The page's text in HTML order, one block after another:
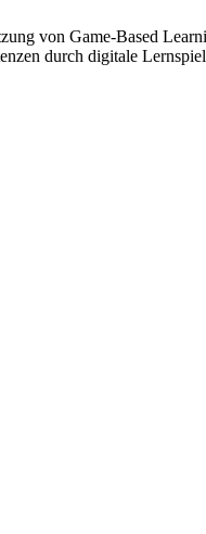
von Game-Based
durch digitale